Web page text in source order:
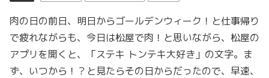
肉の日の前日、明日からゴールデンウィーク！と仕事帰り
で疲れながらも、今日は松屋で肉！と思いながら、松屋の
アプリを開くと、「ステキ トンテキ大好き」の文字。ま
ず、いつから！？と見たらその日からだったので、早速、